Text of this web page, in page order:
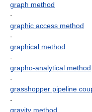
graph method
-
graphic access method
-
graphical method
-
grapho-analytical method
-
grasshopper pipeline
-
gravity method